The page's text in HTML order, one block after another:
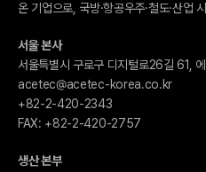
온 기업으로, 국방·항공우주·철도·산업
서울 본사
서울특별시 구로구 디지털로26길 61,
acetec@acetec-korea.co.kr
+82-2-420-2343
FAX: +82-2-420-2757
생산 본부